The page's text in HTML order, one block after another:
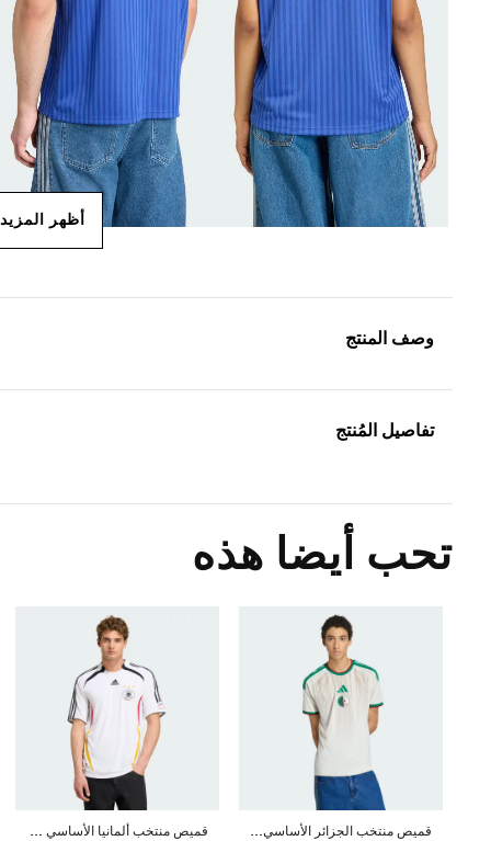
أظهر المزيد
وصف المنتج
تفاصيل المُنتج
تحب أيضا هذه
ق
ميص منتخب الجزائر الأساسي لعام 2026 ق
ميص منتخب ألمانيا الأساسي لعام 2006